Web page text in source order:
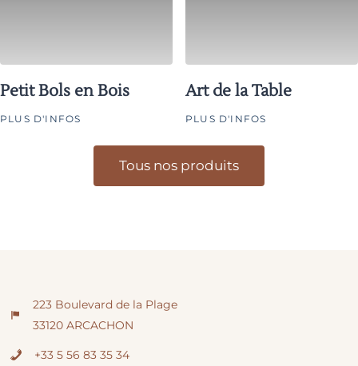
Petit Bols en Bois
PLUS D'INFOS
Art de la Table
PLUS D'INFOS
Tous nos produits
223 Boulevard de la Plage
33120 ARCACHON
+33 5 56 83 35 34